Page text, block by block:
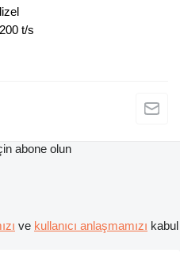
200 t/s
abone olun
ve kullanıcı anlaşmamızı kabul